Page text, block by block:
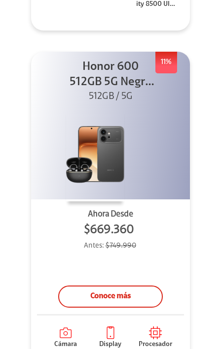
ity 8500 Ultr
11%
Honor 600
512GB 5G Negro
+ Clip 2
512GB / 5G
Ahora Desde
$669.360
Antes:$749.990
Conoce más
Cámara
Display
Procesador